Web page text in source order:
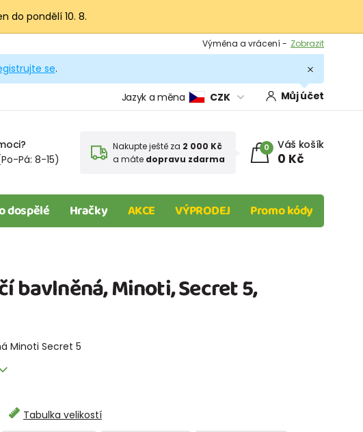
do pondělí 10. 8.
Výměna a vrácení - Zobrazit
Podmínky
se.
Jazyk a měna CZK Můj účet
Pá: 8-15)
Nakupte ještě za 2 000 Kč
a máte dopravu zdarma
0 Váš košík
0 Kč
dospělé Hračky AKCE VÝPRODEJ Promo kódy
bavlněná, Minoti, Secret 5,
Minoti Secret 5
Tabulka velikostí